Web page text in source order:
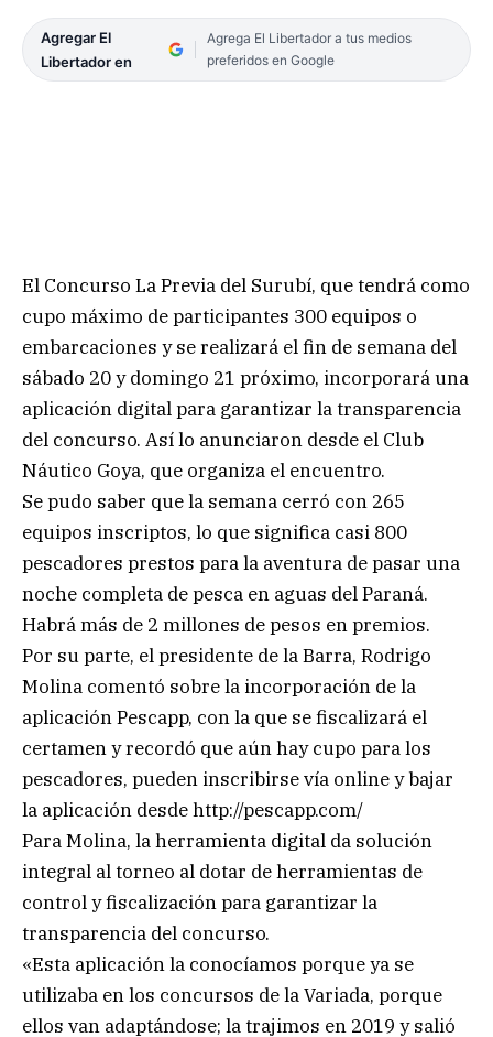
Agregar El
Libertador en
Agrega El Libertador a tus medios
preferidos en Google
El Concurso La Previa del Surubí, que tendrá como
cupo máximo de participantes 300 equipos o
embarcaciones y se realizará el fin de semana del
sábado 20 y domingo 21 próximo, incorporará una
aplicación digital para garantizar la transparencia
del concurso. Así lo anunciaron desde el Club
Náutico Goya, que organiza el encuentro.
Se pudo saber que la semana cerró con 265
equipos inscriptos, lo que significa casi 800
pescadores prestos para la aventura de pasar una
noche completa de pesca en aguas del Paraná.
Habrá más de 2 millones de pesos en premios.
Por su parte, el presidente de la Barra, Rodrigo
Molina comentó sobre la incorporación de la
aplicación Pescapp, con la que se fiscalizará el
certamen y recordó que aún hay cupo para los
pescadores, pueden inscribirse vía online y bajar
la aplicación desde http://pescapp.com/
Para Molina, la herramienta digital da solución
integral al torneo al dotar de herramientas de
control y fiscalización para garantizar la
transparencia del concurso.
«Esta aplicación la conocíamos porque ya se
utilizaba en los concursos de la Variada, porque
ellos van adaptándose; la trajimos en 2019 y salió